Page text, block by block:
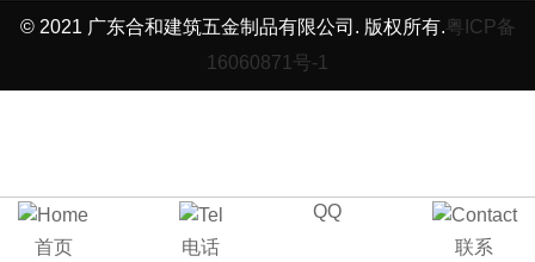
© 2021 广东合和建筑五金制品有限公司. 版权所有.粤ICP备
16060871号-1
首页 电话
QQ
联系